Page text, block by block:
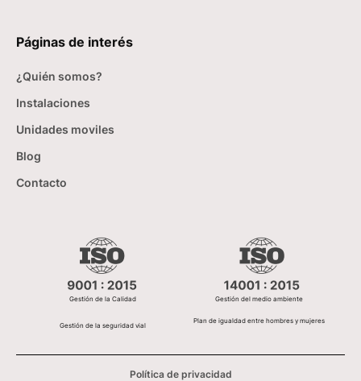
Páginas de interés
¿Quién somos?
Instalaciones
Unidades moviles
Blog
Contacto
Gestión de la Calidad Gestión del medio ambiente
Gestión de la seguridad vial
Plan de igualdad entre hombres y mujeres
Política de privacidad